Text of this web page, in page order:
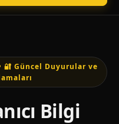
Güncel Duyurular ve
Bilgi